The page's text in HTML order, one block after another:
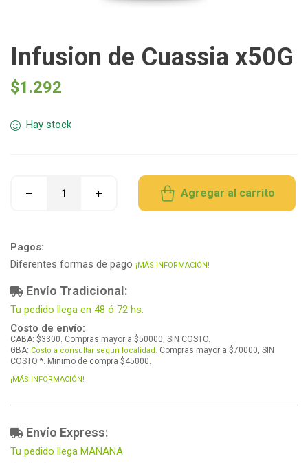
Infusion de Cuassia x50G
$1.292
Hay stock
Agregar al carrito
Pagos:
Diferentes formas de pago ¡MÁS INFORMACIÓN!
Envío Tradicional:
Tu pedido llega en 48 ó 72 hs.
Costo de envío:
CABA: $3300. Compras mayor a $50000, SIN COSTO.
GBA: Costo a consultar segun localidad. Compras mayor a $70000, SIN
COSTO *. Minimo de compra $45000.
¡MÁS INFORMACIÓN!
Envío Express:
Tu pedido llega MAÑANA